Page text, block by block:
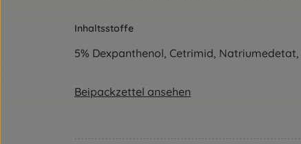
Inhaltsstoffe
5% Dexpanthenol, Cetrimid,
Beipackzettel ansehen